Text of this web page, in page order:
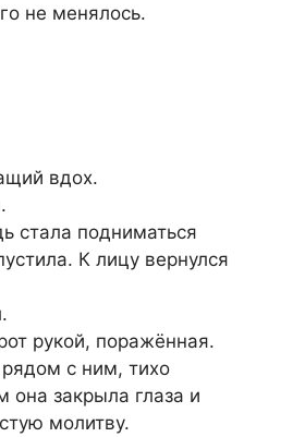
не менялось.
вдох.
стала подниматься
К лицу вернулся
рукой, поражённая.
с ним, тихо
она закрыла глаза и
молитву.